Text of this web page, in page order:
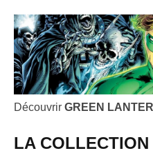
Découvrir GREEN
LA COLLECTION